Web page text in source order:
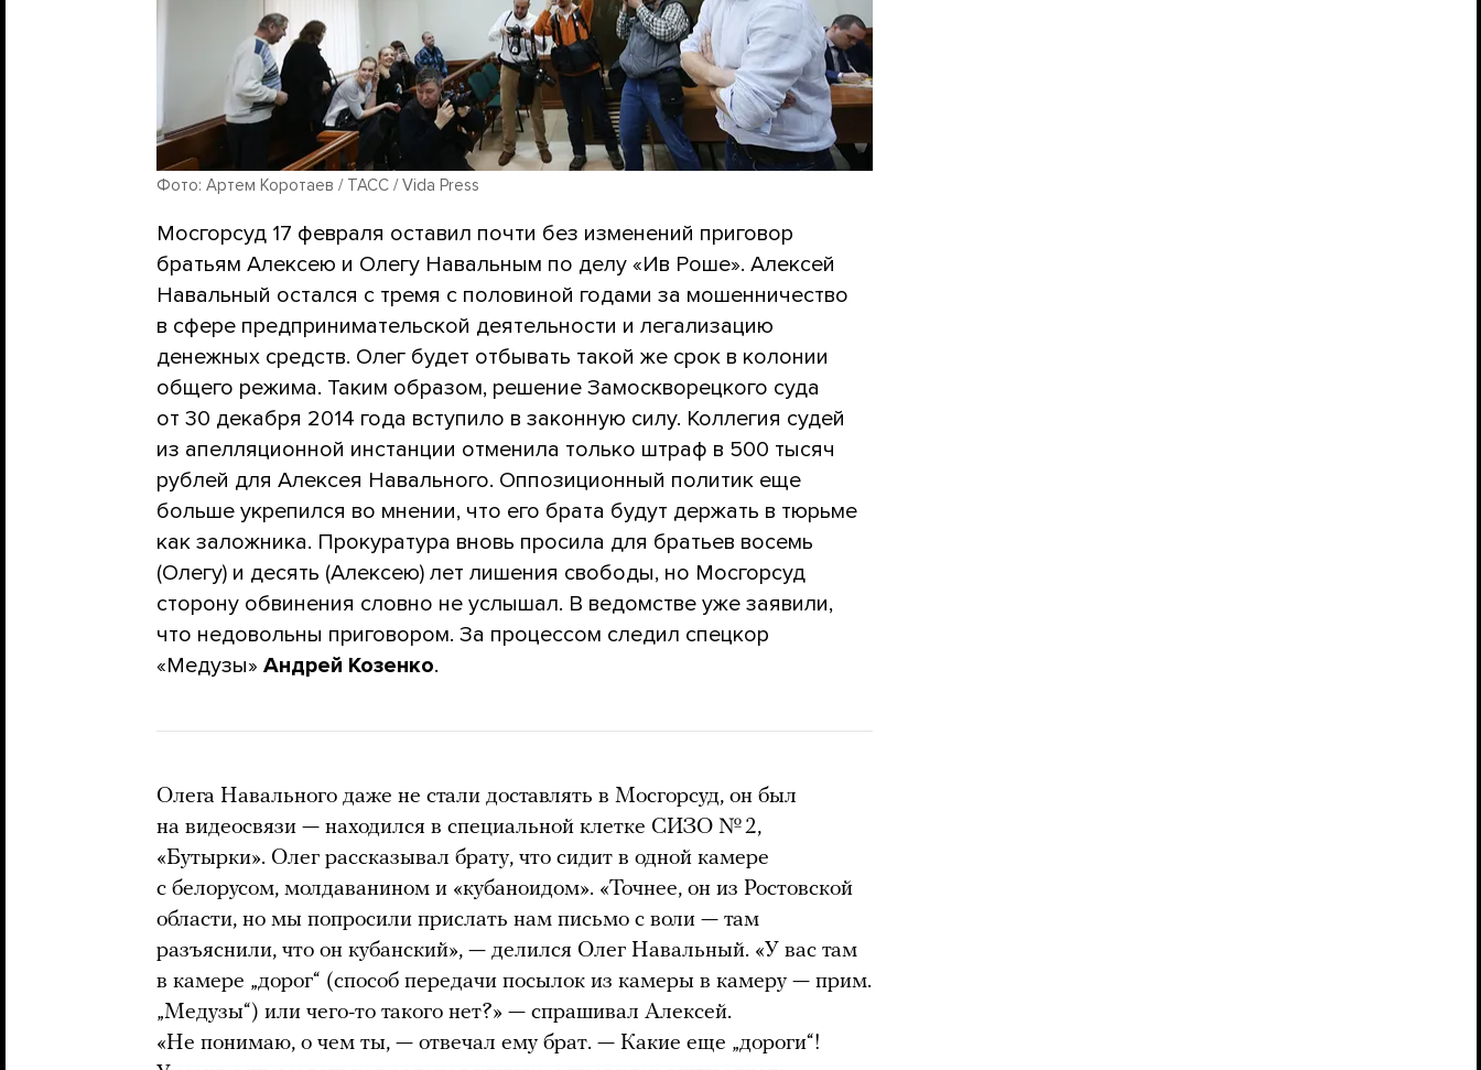
Фото: Артем Коротаев / ТАСС / Vida Press
Мосгорсуд 17 февраля оставил почти без изменений приговор
братьям Алексею и Олегу Навальным по делу «Ив Роше». Алексей
Навальный остался с тремя с половиной годами за мошенничество
в сфере предпринимательской деятельности и легализацию
денежных средств. Олег будет отбывать такой же срок в колонии
общего режима. Таким образом, решение Замоскворецкого суда
от 30 декабря 2014 года вступило в законную силу. Коллегия судей
из апелляционной инстанции отменила только штраф в 500 тысяч
рублей для Алексея Навального. Оппозиционный политик еще
больше укрепился во мнении, что его брата будут держать в тюрьме
как заложника. Прокуратура вновь просила для братьев восемь
(Олегу) и десять (Алексею) лет лишения свободы, но Мосгорсуд
сторону обвинения словно не услышал. В ведомстве уже заявили,
что недовольны приговором. За процессом следил спецкор
«Медузы» Андрей Козенко.
Олега Навального даже не стали доставлять в Мосгорсуд, он был
на видеосвязи — находился в специальной клетке СИЗО № 2,
«Бутырки». Олег рассказывал брату, что сидит в одной камере
с белорусом, молдаванином и «кубаноидом». «Точнее, он из Ростовской
области, но мы попросили прислать нам письмо с воли — там
разъяснили, что он кубанский», — делился Олег Навальный. «У вас там
в камере „дорог“ (способ передачи посылок из камеры в камеру — прим.
„Медузы“) или чего-то такого нет?» — спрашивал Алексей.
«Не понимаю, о чем ты, — отвечал ему брат. — Какие еще „дороги“!